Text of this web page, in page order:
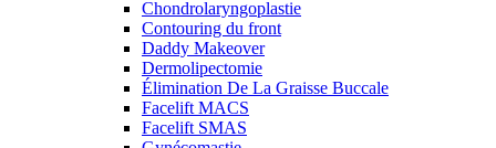
Chondrolaryngoplastie
Contouring du front
Daddy Makeover
Dermolipectomie
Élimination De La Graisse Buccale
Facelift MACS
Facelift SMAS